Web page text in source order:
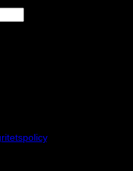
.